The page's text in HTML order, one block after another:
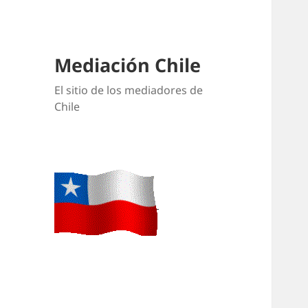
Mediación Chile
El sitio de los mediadores de
Chile